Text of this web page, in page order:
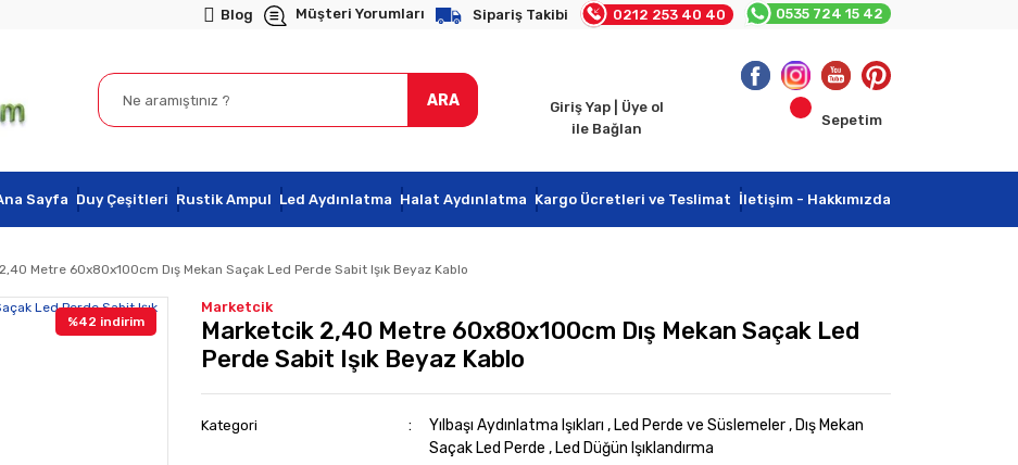
Blog Müşteri Yorumları Sipariş Takibi 0212 253 40 40 0535 724 15 42
ARA
Giriş Yap | Üye ol
ile Bağlan
Sepetim
Sayfa Duy Çeşitleri Rustik Ampul Led Aydınlatma Halat Aydınlatma Kargo Ücretleri ve Teslimat İletişim - Hakkımızda
Metre 60x80x100cm Dış Mekan Saçak Led Perde Sabit Işık Beyaz Kablo
%42 indirim
Marketcik
Marketcik 2,40 Metre 60x80x100cm Dış Mekan Saçak Led
Perde Sabit Işık Beyaz Kablo
Kategori Yılbaşı Aydınlatma Işıkları , Led Perde ve Süslemeler , Dış Mekan
Saçak Led Perde , Led Düğün Işıklandırma